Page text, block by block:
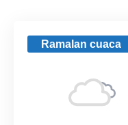
Ramalan cuaca